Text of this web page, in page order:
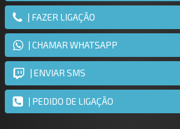
| FAZER LIGAÇÃO
| CHAMAR WHATSAPP
| ENVIAR SMS
| PEDIDO DE LIGAÇÃO